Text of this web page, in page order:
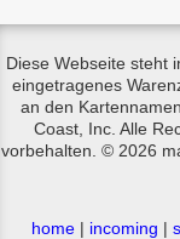
Diese Webseite steht
eingetragenes
an den
Coast, Inc. Alle
vorbehalten. © 2026
home | incoming |